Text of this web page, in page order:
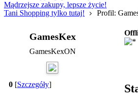
Mądrzejsze zakupy, lepsze życie!
Tani Shopping tylko tutaj!
Profil:
GamesKex
GamesKexON
0 [Szczegóły]